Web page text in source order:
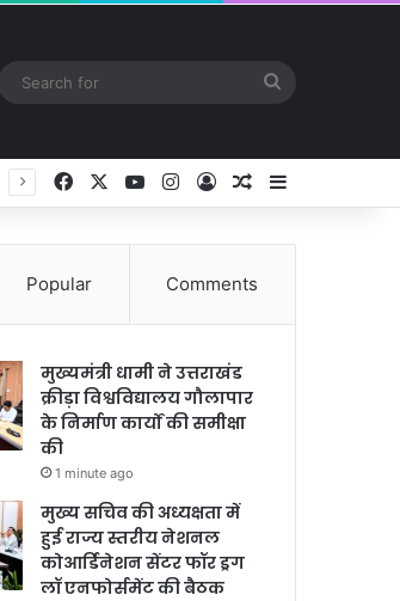
Random Article
Facebook YouTubeInstagram
Log InRandom Article
Popular Comments
मुख्यमंत्री धामी ने उत्तराखंड
क्रीड़ा विश्वविद्यालय गौलापार
के निर्माण कार्यों की समीक्षा
की
1 minute ago
मुख्य सचिव की अध्यक्षता में
हुई राज्य स्तरीय नेशनल
कोआर्डिनेशन सेंटर फॉर ड्रग
लॉ एनफोर्समेंट की बैठक